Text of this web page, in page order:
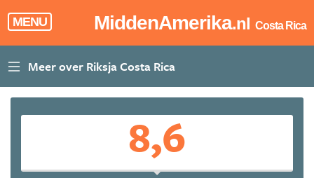
MENU MiddenAmerika.nl Costa Rica
8,6